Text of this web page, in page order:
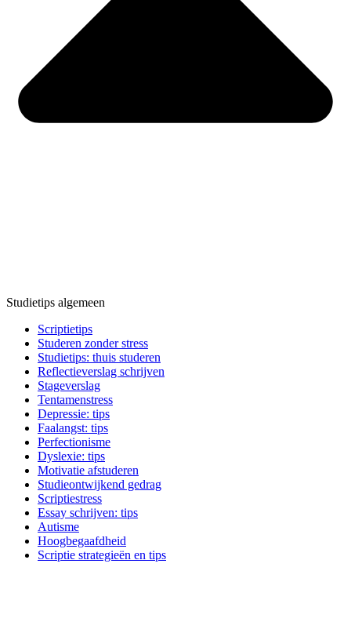
Studietips algemeen
Scriptietips
Studeren zonder stress
Studietips: thuis studeren
Reflectieverslag schrijven
Stageverslag
Tentamenstress
Depressie: tips
Faalangst: tips
Perfectionisme
Dyslexie: tips
Motivatie afstuderen
Studieontwijkend gedrag
Scriptiestress
Essay schrijven: tips
Autisme
Hoogbegaafdheid
Scriptie strategieën en tips